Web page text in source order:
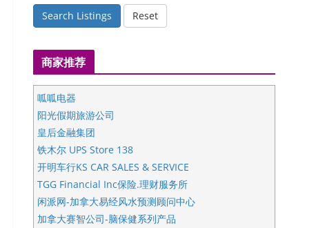
Search Listings Reset
商家推荐
呱呱电器
阳光假期旅游公司
皇后金融集团
铁木尔 UPS Store 138
开明车行KS CAR SALES & SERVICE
TGG Financial Inc保险.理财服务所
闲派网-加拿大易经风水预测顾问中心
加拿大赛智公司-脑保健系列产品